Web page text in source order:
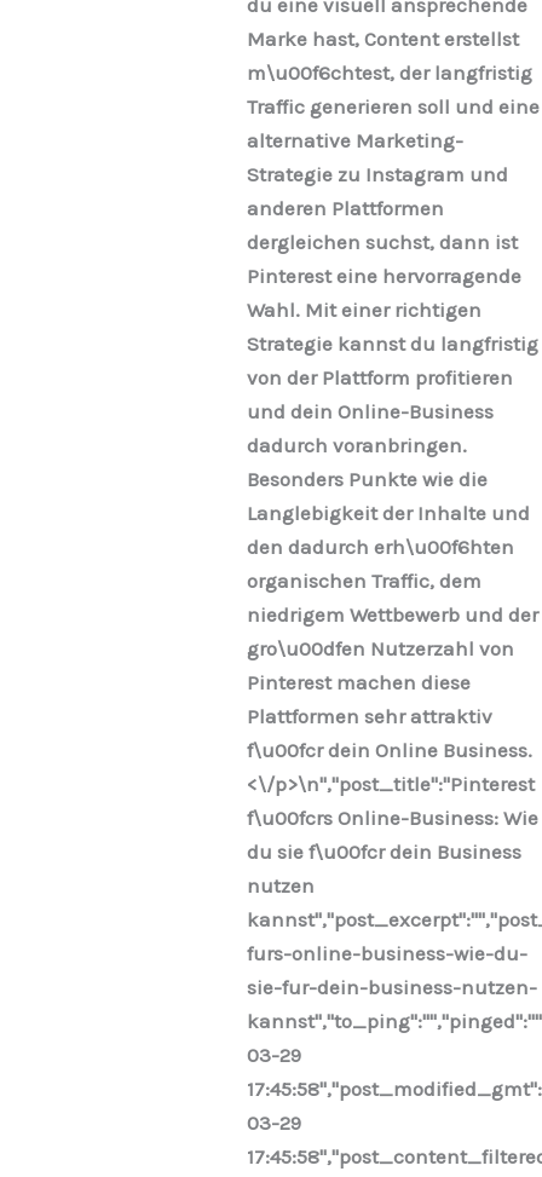
du eine visuell ansprechende
Marke hast, Content erstellst
m\u00f6chtest, der langfristig
Traffic generieren soll und eine
alternative Marketing-
Strategie zu Instagram und
anderen Plattformen
dergleichen suchst, dann ist
Pinterest eine hervorragende
Wahl. Mit einer richtigen
Strategie kannst du langfristig
von der Plattform profitieren
und dein Online-Business
dadurch voranbringen.
Besonders Punkte wie die
Langlebigkeit der Inhalte und
den dadurch erh\u00f6hten
organischen Traffic, dem
niedrigem Wettbewerb und der
gro\u00dfen Nutzerzahl von
Pinterest machen diese
Plattformen sehr attraktiv
f\u00fcr dein Online Business.
<\/p>\n","post_title":"Pinterest
f\u00fcrs Online-Business: Wie
du sie f\u00fcr dein Business
nutzen
furs-online-business-wie-du-
sie-fur-dein-business-nutzen-
03-29
03-29